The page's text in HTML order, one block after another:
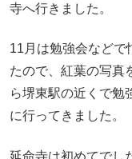
寺へ行きました。
11月は勉強会などで
たので、紅葉の写真
ら堺東駅の近くで勉
に行ってきました。
延命寺は初めてでし